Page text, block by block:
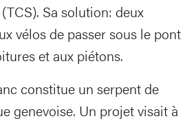
Sa solution: deux
vélos de passer sous le pont
et aux piétons.
constitue un serpent de
genevoise. Un projet visait à